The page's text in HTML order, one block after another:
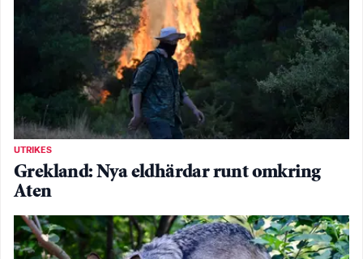
UTRIKES
Grekland: Nya eldhärdar runt omkring
Aten